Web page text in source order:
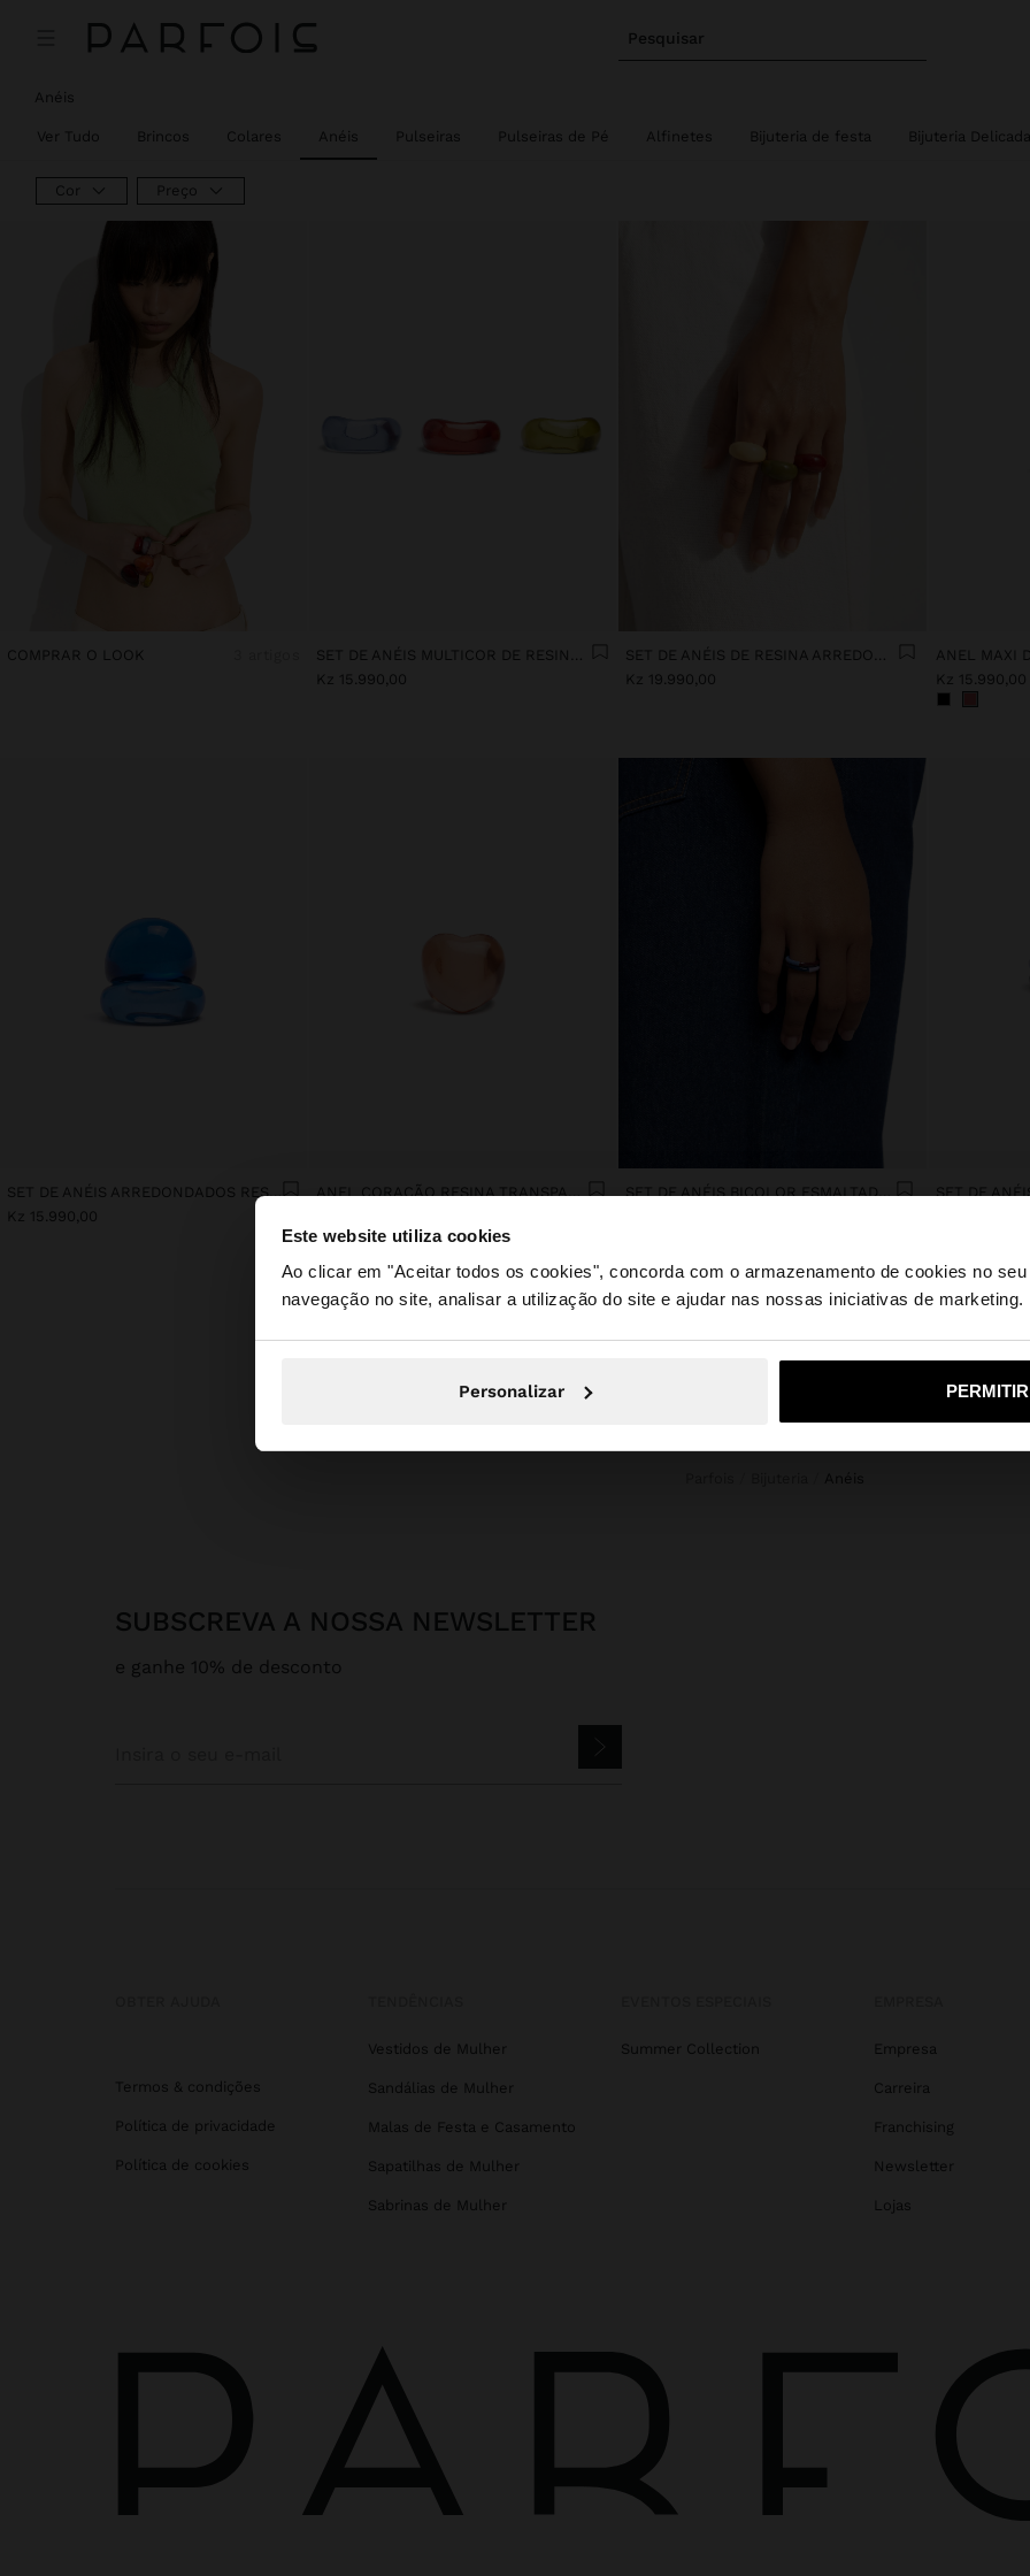
Este website utiliza cookies
Ao clicar em "Aceitar todos os cookies", concorda com o armazenamento de cookies no
navegação no site, analisar a utilização do site e ajudar nas nossas iniciativas de marketing.
Personalizar
Pesquisar
olá
Está a aceder ao site a partir de Angola. Deseja navegar no nosso site United
Sim,
Anéis
Ver Tudo Brincos Colares Anéis Pulseiras Pulseiras de Pé Alfinetes Bijuteria de festa Bijuteria Delicada
Cor Preço
COMPRAR O LOOK
SET DE ANÉIS MULTICOR DE RESINA TRANSPARENTE
Kz 15.990,00
SET DE ANÉIS DE RESINA ARREDONDADOS
Kz 19.990,00
ANEL MAXI
Kz 15.990,00
SET DE ANÉIS ARREDONDADOS RESINA TRANSPARENTE
Kz 15.990,00
ANEL CORAÇÃO RESINA TRANSPARENTE
SET DE ANÉIS BICOLOR ESMALTADOS
SUBSCREVA A NOSSA NEWSLETTER
e ganhe 10% de desconto
Termos & condições
Política de privacidade
Política de cookies
Vestidos de Mulher
Sandálias de Mulher
Malas de Festa e Casamento
Sapatilhas de Mulher
Sabrinas de Mulher
Summer Collection Empresa
Carreira
Franchising
Newsletter
Lojas